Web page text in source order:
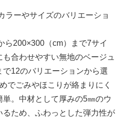
ラーやサイズのバリエーショ
ら200×300（cm）まで7サイ
合わせやすい無地のベージュ
12のバリエーションから選
でごみやほこりが絡まりにく
単。中材として厚みの5㎜のウ
るため、ふわっとした弾力性が